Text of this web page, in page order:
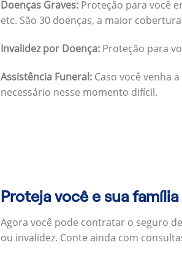
Doenças Graves: Proteção para você
etc. São 30 doenças, a maior
Invalidez por Doença: Proteção para
Assistência Funeral: Caso você venha
necessário nesse momento difícil.
Proteja você e sua
Agora você pode contratar o seguro
ou invalidez. Conte ainda com